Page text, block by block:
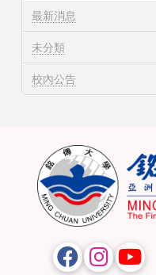
最新消息
未分類
校內公告